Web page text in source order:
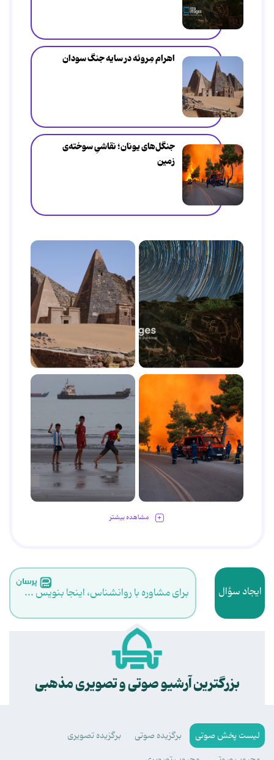
اهرام مِروئه در سایه جنگ سودان
جنگل‌های یونان؛ نقاشیِ سوخته‌ی
زمین
مشاهده بیشتر
ایجاد سؤال برای مشاوره با روانشناس، اینجا بنویس ...
.
بزرگترین آرشیو صوتی و تصویری مذهبی
لیست پخش صوتی برگزیده صوتی
برگزیده تصویری